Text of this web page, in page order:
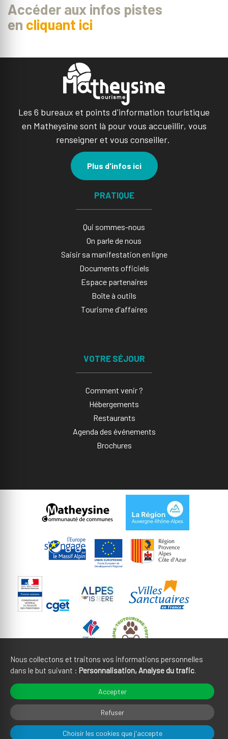
Accéder aux infos pistes
en cliquant ici
Les 6 bureaux et points d'information touristique
en Matheysine sont là pour vous accueillir, vous
renseigner et vous conseiller.
Plus d'infos ici
PRATIQUE
Qui sommes-nous
On parle de nous
Saisir sa manifestation en ligne​
Documents officiels
Espace partenaires
Boîte à outils
Tourisme d'affaires
VOTRE SÉJOUR
Comment venir ?
Hébergements
Restaurants
Agenda des événements
Brochures
Gestion des cookies Crédits
Plan du site Fait en France par
Nous collectons et traitons vos informations personnelles
dans le but suivant : Personnalisation, Analyse du trafic.
Accepter
Refuser
Choisir les cookies que j'accepte